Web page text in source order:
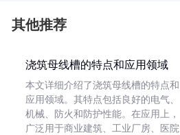
其他推荐
浇筑母线槽的特点和应用领域
本文详细介绍了浇筑母线槽的特点和
应用领域。其特点包括良好的电气、
机械、防火和防护性能。在应用上，
广泛用于商业建筑、工业厂房、医院